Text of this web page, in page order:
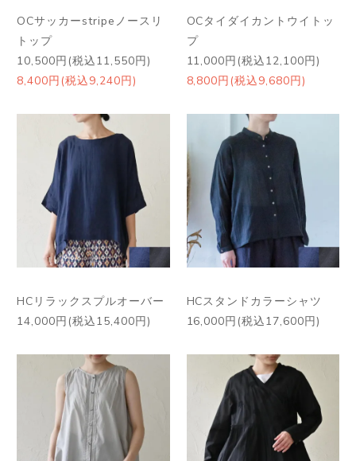
OCサッカーstripeノースリ
トップ
10,500円(税込11,550円)
8,400円(税込9,240円)
OCタイダイカントウイトッ
プ
11,000円(税込12,100円)
8,800円(税込9,680円)
HCリラックスプルオーバー
14,000円(税込15,400円)
HCスタンドカラーシャツ
16,000円(税込17,600円)